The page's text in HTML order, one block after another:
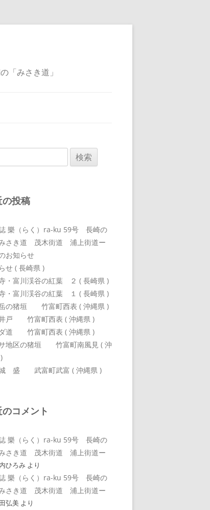
「みさき道」
の投稿
樂（らく）ra-ku 59号 長崎の
さき道 茂木街道 浦上街道ー
お知らせ
せ ( 長崎県 )
・富川渓谷の紅葉 ２ ( 長崎県 )
・富川渓谷の紅葉 １ ( 長崎県 )
の猪垣 竹富町西表 ( 沖縄県 )
戸 竹富町西表 ( 沖縄県 )
道 竹富町西表 ( 沖縄県 )
地区の猪垣 竹富町南風見 ( 沖
盛 武富町武富 ( 沖縄県 )
コメント
樂（らく）ra-ku 59号 長崎の
さき道 茂木街道 浦上街道ー
ひろみ より
樂（らく）ra-ku 59号 長崎の
さき道 茂木街道 浦上街道ー
弘美 より